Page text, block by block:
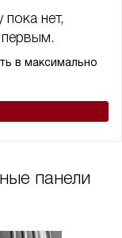
нет,
в максимально
панели